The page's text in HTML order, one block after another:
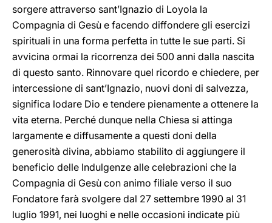
sorgere attraverso sant’Ignazio di Loyola la
Compagnia di Gesù e facendo diffondere gli esercizi
spirituali in una forma perfetta in tutte le sue parti. Si
avvicina ormai la ricorrenza dei 500 anni dalla nascita
di questo santo. Rinnovare quel ricordo e chiedere, per
intercessione di sant’Ignazio, nuovi doni di salvezza,
significa lodare Dio e tendere pienamente a ottenere la
vita eterna. Perché dunque nella Chiesa si attinga
largamente e diffusamente a questi doni della
generosità divina, abbiamo stabilito di aggiungere il
beneficio delle Indulgenze alle celebrazioni che la
Compagnia di Gesù con animo filiale verso il suo
Fondatore farà svolgere dal 27 settembre 1990 al 31
luglio 1991, nei luoghi e nelle occasioni indicate più